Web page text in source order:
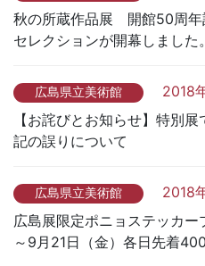
秋の所蔵作品展 開館50周
セレクションが開幕しました。
広島県立美術館
2018
【お詫びとお知らせ】特別
記の誤りについて
広島県立美術館
2018
広島展限定ポニョステッカー
～9月21日（金）各日先着